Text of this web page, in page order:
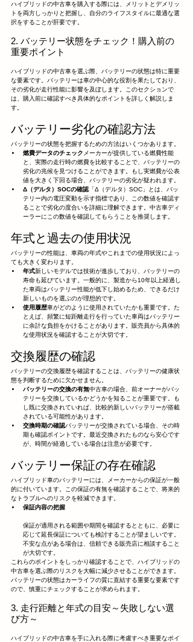
ハイブリッドの中古車を購入する際には、メリットとデメリッ
トを両方しっかりと把握し、自分のライフスタイルに最適な選
択をすることが肝要です。
2. バッテリー状態をチェック！購入前の
重要ポイント
ハイブリッドの中古車を選ぶ際、バッテリーの状態は特に重要
な要素です。バッテリーは車の中心的な役割を果たしており、
その劣化が走行性能に影響を及ぼします。このセクションで
は、購入前に確認すべき具体的なポイントを詳しく解説しま
す。
バッテリー劣化の確認方法
バッテリーの状態を把握するための方法はいくつかあります。
燃費データのチェック メーカーが提供している燃費性能
と、実際の走行時の燃費を比較することで、バッテリーの
劣化の兆候を見つけることができます。もし実燃費が公表
値を大きく下回る場合、バッテリーの劣化が疑われます。
Δ（デルタ）SOCの確認 「Δ（デルタ）SOC」とは、バッ
テリー内の電圧変動を示す指標であり、この数値を確認す
ることで劣化の度合いを詳細に理解できます。中古車ディ
ーラーにこの数値を確認してもらうことを推奨します。
年式と過去の使用状況
バッテリーの性能は、車両の年式やこれまでの使用状況によっ
ても大きく変わります。
年式新しいモデルでは技術が進歩しており、バッテリーの
寿命も延びています。一般的に、製造から10年以上経過し
た車両はバッテリー性能が低下し始めるため、できるだけ
新しいものを選ぶのが理想的です。
使用履歴車がどのように使用されていたかも重要です。た
とえば、頻繁に短距離走行を行っていた車両はバッテリー
に余計な負担をかけることがあります。販売員から具体的
な使用状況を確認することが大切です。
交換履歴の確認
バッテリーの交換履歴を確認することは、バッテリーの健康状
態を判断するために欠かせません。
バッテリーの交換の有無中古車の場合、前オーナーがバッ
テリーを交換しているかどうかを知ることが重要です。も
し既に交換されていれば、比較的新しいバッテリーが搭載
されている可能性があります。
交換時期の確認バッテリーが交換されている場合、その時
期も確認ポイントです。最近交換されたものなら安心です
が、時間が経過している場合は注意が必要です。
バッテリー保証の存在確認
ハイブリッド車のバッテリーには、メーカーからの保証が一般
的に付いています。この保証の有無を確認することで、将来的
なトラブルへのリスクを軽減できます。
保証内容の把握
保証が適用される範囲や期間を確認するとともに、必要に
応じて延長保証についても検討することが望ましいです。
不安な点がある場合は、信頼できる販売店に相談すること
が大切です。
これらのポイントをしっかり確認することで、ハイブリッドの
中古車を選ぶ際のリスクを大幅に減少させることができます。
バッテリーの状態はカーライフの質に直結する重要な要素です
ので、慎重にチェックすることが求められます。
3. 走行距離と年式の目安～失敗しない選
び方～
ハイブリッドの中古車を手に入れる際に考慮すべき重要なポイ